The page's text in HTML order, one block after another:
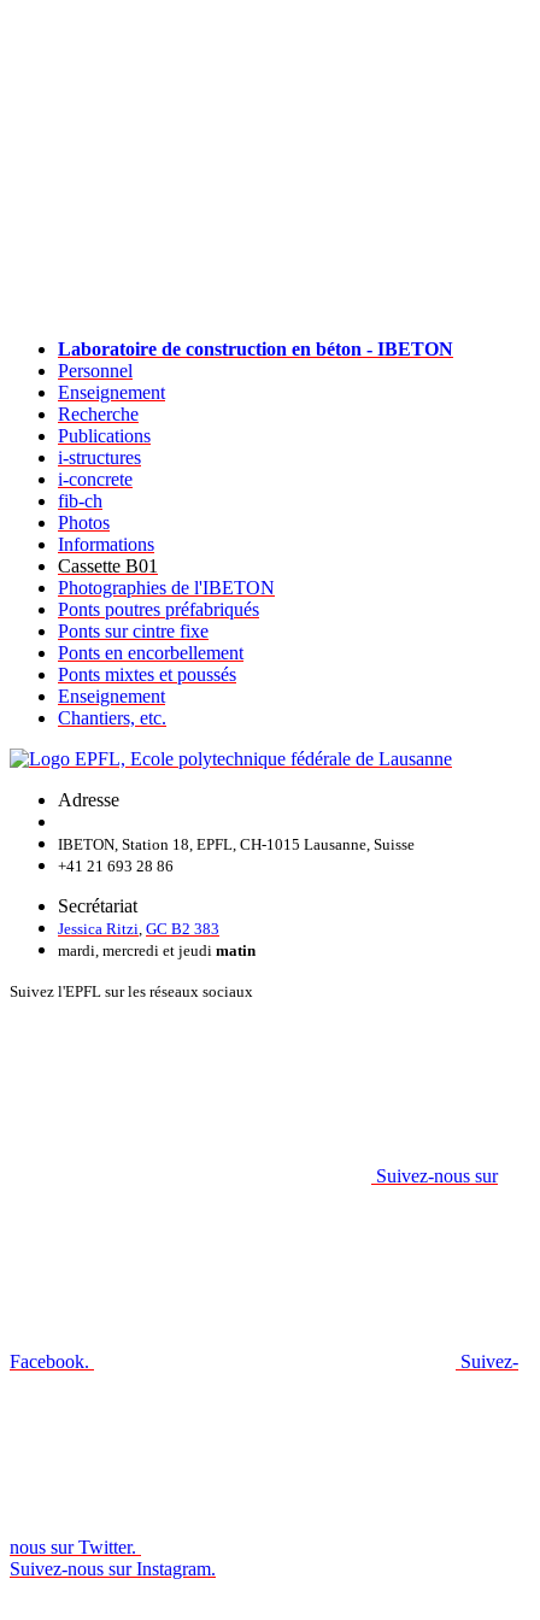
Laboratoire de construction en béton - IBETON
Personnel
Enseignement
Recherche
Publications
i-structures
i-concrete
fib-ch
Photos
Informations
Cassette B01
Photographies de l'IBETON
Ponts poutres préfabriqués
Ponts sur cintre fixe
Ponts en encorbellement
Ponts mixtes et poussés
Enseignement
Chantiers, etc.
Adresse
IBETON, Station 18, EPFL, CH-1015 Lausanne, Suisse
+41 21 693 28 86
Secrétariat
Jessica Ritzi GC B2 383
mardi, mercredi et jeudi matin
Suivez l'EPFL sur les réseaux sociaux
Suivez-nous sur
Facebook. Suivez-
nous sur Twitter.
Suivez-nous sur Instagram.